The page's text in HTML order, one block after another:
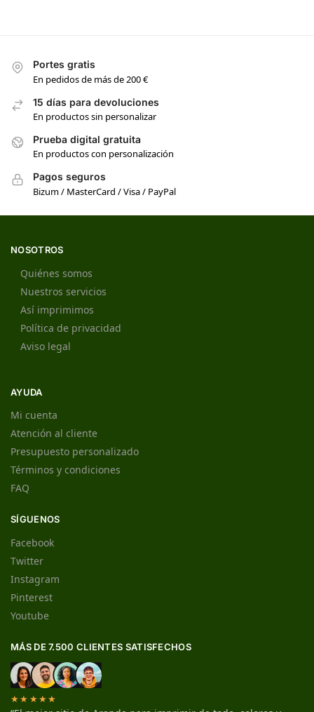
Portes gratis
En pedidos de más de 200 €
15 días para devoluciones
En productos sin personalizar
Prueba digital gratuita
En productos con personalización
Pagos seguros
Bizum / MasterCard / Visa / PayPal
NOSOTROS
Quiénes somos
Nuestros servicios
Así imprimimos
Política de privacidad
Aviso legal
AYUDA
Mi cuenta
Atención al cliente
Presupuesto personalizado
Términos y condiciones
FAQ
SÍGUENOS
Facebook
Twitter
Instagram
Pinterest
Youtube
MÁS DE 7.500 CLIENTES SATISFECHOS
★★★★★